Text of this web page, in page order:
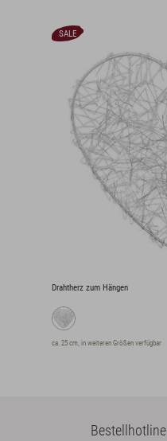
SALE
Drahtherz zum Hängen
ca. 25 cm, in weiteren Größen verfügbar
Bestellhotline